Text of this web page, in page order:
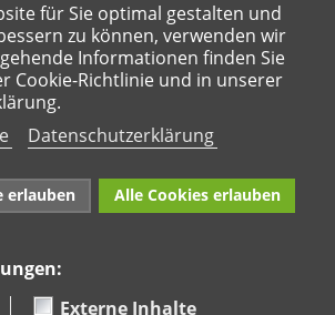
für Sie optimal gestalten und
zu können, verwenden wir
Informationen finden Sie
Cookie-Richtlinie und in unserer
Datenschutzerklärung
erlauben Alle Cookies erlauben
Externe Inhalte
Karte
Westerwald e.V. · Marktstraße 88·
· Tel: 02631 95 66 036